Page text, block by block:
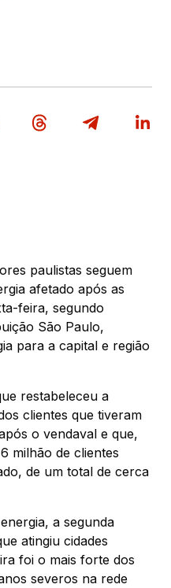
paulistas seguem
afetado após as
feira, segundo
São Paulo,
para a capital e região
restabeleceu a
clientes que tiveram
o vendaval e que,
milhão de clientes
de um total de cerca
a segunda
atingiu cidades
foi o mais forte dos
severos na rede